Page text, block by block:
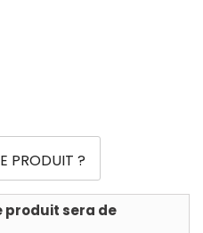
PRODUIT ?
produit sera de